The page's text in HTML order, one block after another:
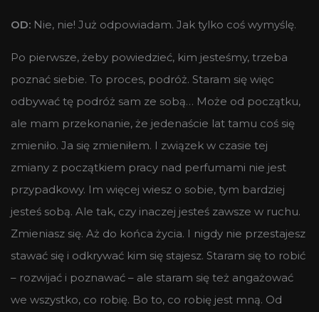
OD: Nie, nie! Już odpowiadam. Jak tylko coś wymyślę.
Po pierwsze, żeby powiedzieć, kim jesteśmy, trzeba
poznać siebie. To proces, podróż. Staram się więc
odbywać tę podróż sam ze sobą… Może od początku,
ale mam przekonanie, że jedenaście lat tamu coś się
zmieniło. Ja się zmieniłem. I związek w czasie tej
zmiany z początkiem pracy nad perfumami nie jest
przypadkowy. Im więcej wiesz o sobie, tym bardziej
jesteś sobą. Ale tak, czy inaczej jesteś zawsze w ruchu.
Zmieniasz się. Aż do końca życia. I nigdy nie przestajesz
stawać się i odkrywać kim się stajesz. Staram się to robić
– rozwijać i poznawać – ale staram się też angażować
we wszystko, co robię. Bo to, co robię jest mną. Od